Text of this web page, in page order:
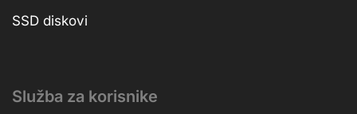
SSD diskovi
Služba za korisnike